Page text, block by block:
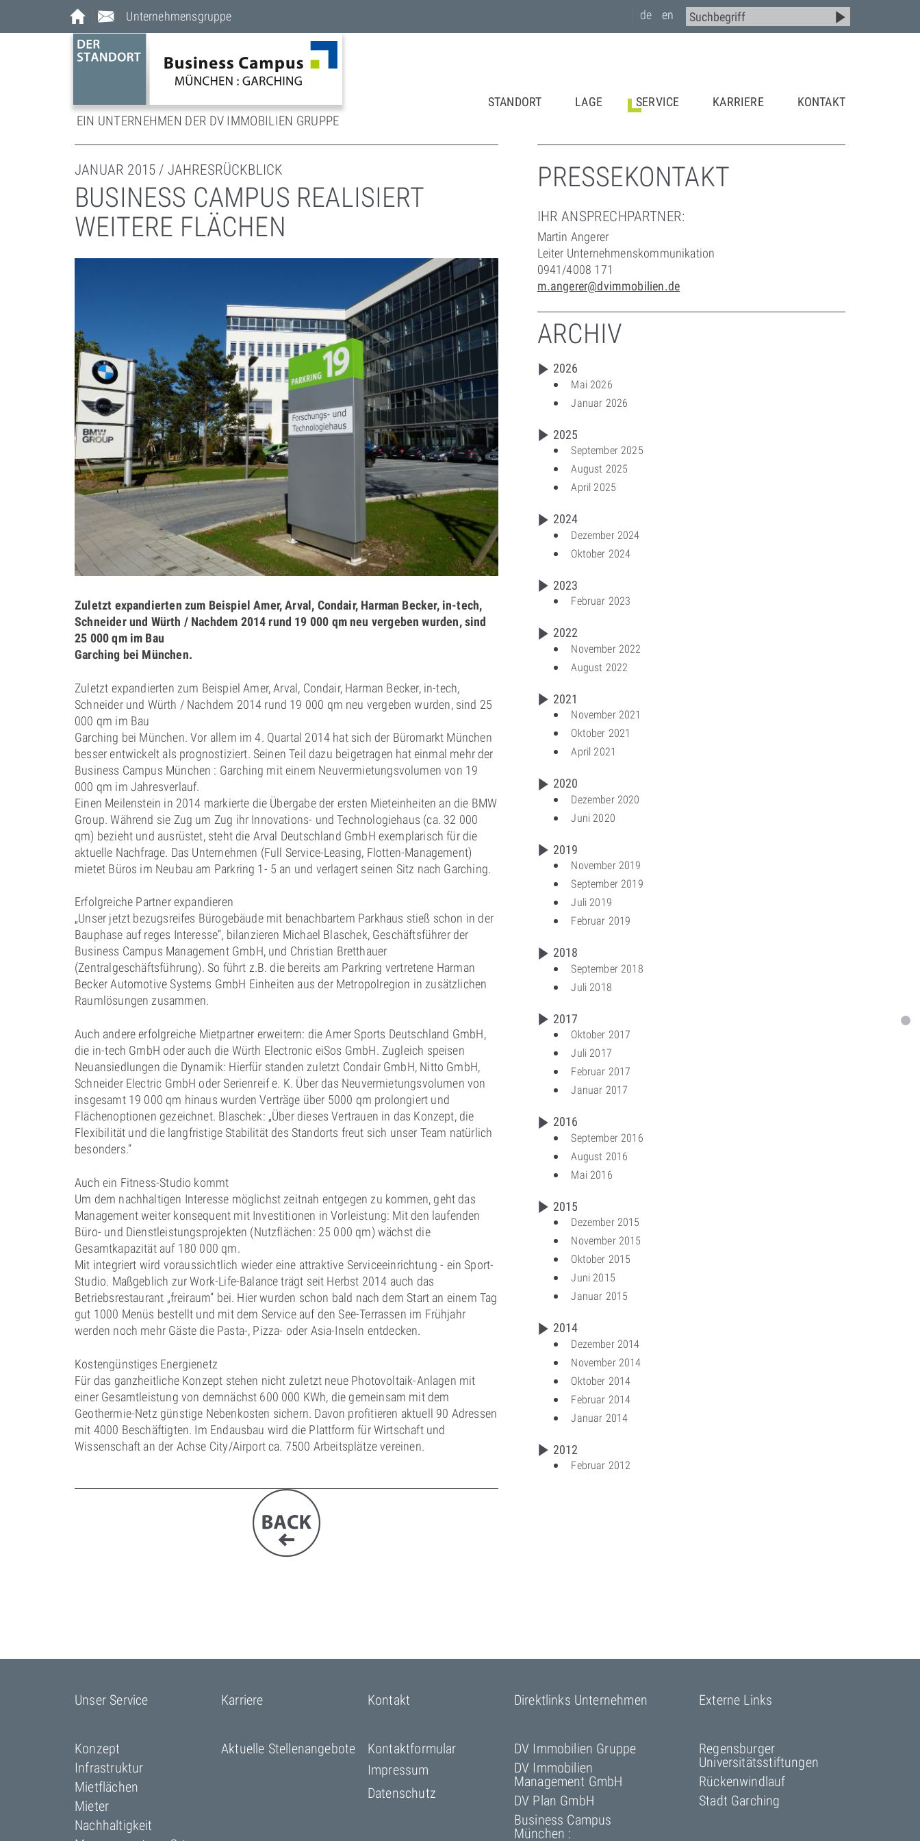
Unternehmensgruppe de en
EIN UNTERNEHMEN DER DV IMMOBILIEN GRUPPE
STANDORT LAGE SERVICE KARRIERE KONTAKT
JANUAR 2015 / JAHRESRÜCKBLICK
BUSINESS CAMPUS REALISIERT
WEITERE FLÄCHEN
Zuletzt expandierten zum Beispiel Amer, Arval, Condair, Harman Becker, in-tech,
Schneider und Würth / Nachdem 2014 rund 19 000 qm neu vergeben wurden, sind
25 000 qm im Bau
Garching bei München.
Zuletzt expandierten zum Beispiel Amer, Arval, Condair, Harman Becker, in-tech,
Schneider und Würth / Nachdem 2014 rund 19 000 qm neu vergeben wurden, sind 25
000 qm im Bau
Garching bei München. Vor allem im 4. Quartal 2014 hat sich der Büromarkt München
besser entwickelt als prognostiziert. Seinen Teil dazu beigetragen hat einmal mehr der
Business Campus München : Garching mit einem Neuvermietungsvolumen von 19
000 qm im Jahresverlauf.
Einen Meilenstein in 2014 markierte die Übergabe der ersten Mieteinheiten an die BMW
Group. Während sie Zug um Zug ihr Innovations- und Technologiehaus (ca. 32 000
qm) bezieht und ausrüstet, steht die Arval Deutschland GmbH exemplarisch für die
aktuelle Nachfrage. Das Unternehmen (Full Service-Leasing, Flotten-Management)
mietet Büros im Neubau am Parkring 1- 5 an und verlagert seinen Sitz nach Garching.
Erfolgreiche Partner expandieren
„Unser jetzt bezugsreifes Bürogebäude mit benachbartem Parkhaus stieß schon in der
Bauphase auf reges Interesse“, bilanzieren Michael Blaschek, Geschäftsführer der
Business Campus Management GmbH, und Christian Bretthauer
(Zentralgeschäftsführung). So führt z.B. die bereits am Parkring vertretene Harman
Becker Automotive Systems GmbH Einheiten aus der Metropolregion in zusätzlichen
Raumlösungen zusammen.
Auch andere erfolgreiche Mietpartner erweitern: die Amer Sports Deutschland GmbH,
die in-tech GmbH oder auch die Würth Electronic eiSos GmbH. Zugleich speisen
Neuansiedlungen die Dynamik: Hierfür standen zuletzt Condair GmbH, Nitto GmbH,
Schneider Electric GmbH oder Serienreif e. K. Über das Neuvermietungsvolumen von
insgesamt 19 000 qm hinaus wurden Verträge über 5000 qm prolongiert und
Flächenoptionen gezeichnet. Blaschek: „Über dieses Vertrauen in das Konzept, die
Flexibilität und die langfristige Stabilität des Standorts freut sich unser Team natürlich
besonders.“
Auch ein Fitness-Studio kommt
Um dem nachhaltigen Interesse möglichst zeitnah entgegen zu kommen, geht das
Management weiter konsequent mit Investitionen in Vorleistung: Mit den laufenden
Büro- und Dienstleistungsprojekten (Nutzflächen: 25 000 qm) wächst die
Gesamtkapazität auf 180 000 qm.
Mit integriert wird voraussichtlich wieder eine attraktive Serviceeinrichtung - ein Sport-
Studio. Maßgeblich zur Work-Life-Balance trägt seit Herbst 2014 auch das
Betriebsrestaurant „freiraum“ bei. Hier wurden schon bald nach dem Start an einem Tag
gut 1000 Menüs bestellt und mit dem Service auf den See-Terrassen im Frühjahr
werden noch mehr Gäste die Pasta-, Pizza- oder Asia-Inseln entdecken.
Kostengünstiges Energienetz
Für das ganzheitliche Konzept stehen nicht zuletzt neue Photovoltaik-Anlagen mit
einer Gesamtleistung von demnächst 600 000 KWh, die gemeinsam mit dem
Geothermie-Netz günstige Nebenkosten sichern. Davon profitieren aktuell 90 Adressen
mit 4000 Beschäftigten. Im Endausbau wird die Plattform für Wirtschaft und
Wissenschaft an der Achse City/Airport ca. 7500 Arbeitsplätze vereinen.
PRESSEKONTAKT
IHR ANSPRECHPARTNER:
Martin Angerer
Leiter Unternehmenskommunikation
0941/4008 171
m.angerer@dvimmobilien.de
ARCHIV
2026
Mai 2026
Januar 2026
2025
September 2025
August 2025
April 2025
2024
Dezember 2024
Oktober 2024
2023
Februar 2023
2022
November 2022
August 2022
2021
November 2021
Oktober 2021
April 2021
2020
Dezember 2020
Juni 2020
2019
November 2019
September 2019
Juli 2019
Februar 2019
2018
September 2018
Juli 2018
2017
Oktober 2017
Juli 2017
Februar 2017
Januar 2017
2016
September 2016
August 2016
Mai 2016
2015
Dezember 2015
November 2015
Oktober 2015
Juni 2015
Januar 2015
2014
Dezember 2014
November 2014
Oktober 2014
Februar 2014
Januar 2014
2012
Februar 2012
Unser Service
Konzept
Infrastruktur
Mietflächen
Mieter
Nachhaltigkeit
Karriere
Aktuelle Stellenangebote
Kontakt
Kontaktformular
Impressum
Datenschutz
Direktlinks Unternehmen
DV Immobilien Gruppe
DV Immobilien
Management GmbH
DV Plan GmbH
Business Campus
München :
Externe Links
Regensburger
Universitätsstiftungen
Rückenwindlauf
Stadt Garching